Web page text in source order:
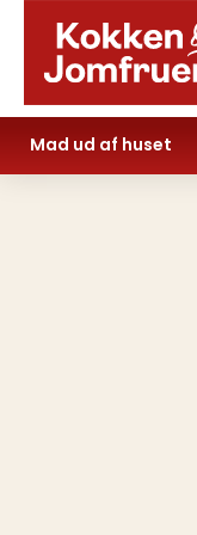
Mad ud af huset